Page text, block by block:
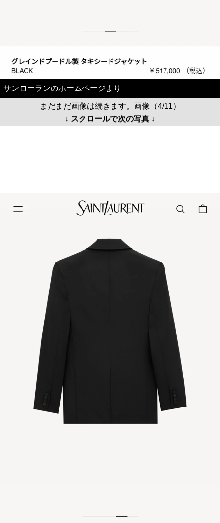
サンローランのホームページより
まだまだ画像は続きます。画像（4/11）
↓ スクロールで次の写真 ↓